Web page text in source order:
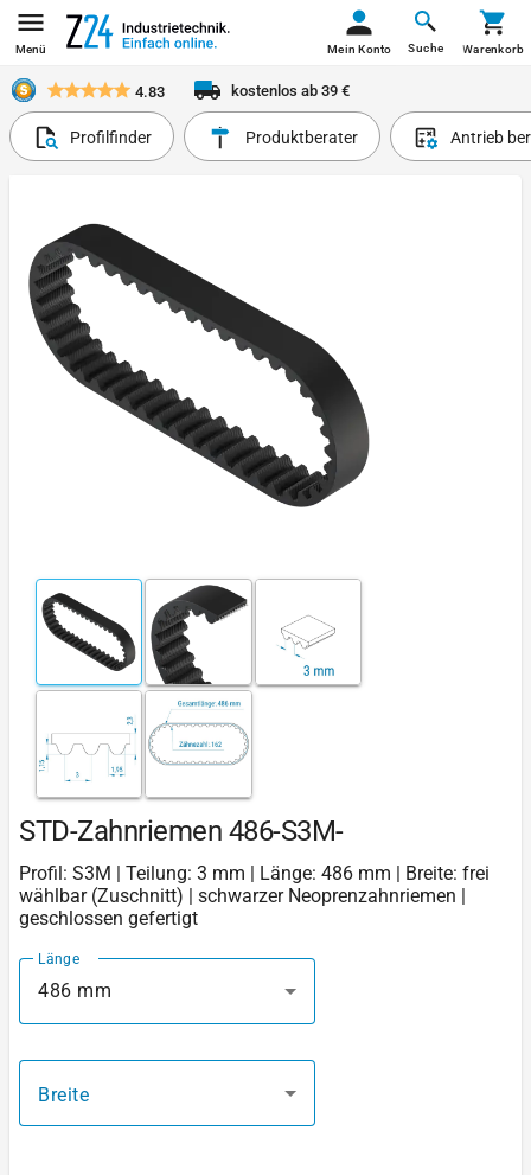
Menü Suche
Mein Konto Warenkorb
4.83 kostenlos ab 39 €
Profilfinder Produktberater Antrieb
STD-Zahnriemen 486-S3M-
Profil: S3M | Teilung: 3 mm | Länge: 486 mm | Breite: frei
wählbar (Zuschnitt) | schwarzer Neoprenzahnriemen |
geschlossen gefertigt
Länge
486 mm
Breite